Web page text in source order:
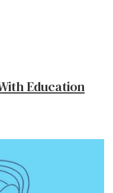
Education